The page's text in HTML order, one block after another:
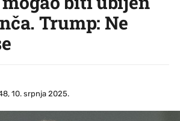
Trump: Ne
10. srpnja 2025.